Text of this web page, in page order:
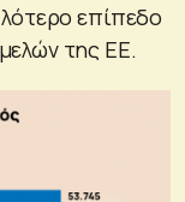
επίπεδο
της ΕΕ.